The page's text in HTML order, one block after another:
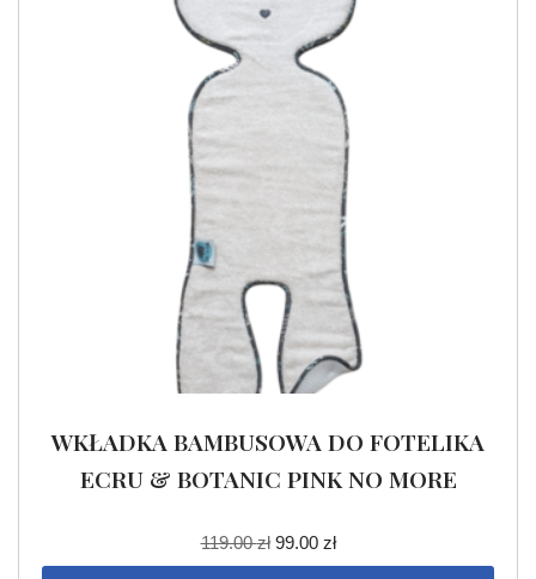
WKŁADKA BAMBUSOWA DO FOTELIKA
ECRU & BOTANIC PINK NO MORE
119.00zł 99.00 zł